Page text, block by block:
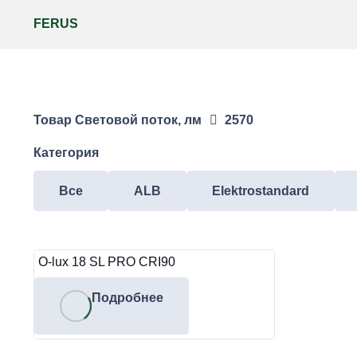
FERUS
Товар Световой поток, лм 2570
Категория
Все ALB Elektrostandard
O-lux 18 SL PRO CRI90
Подробнее